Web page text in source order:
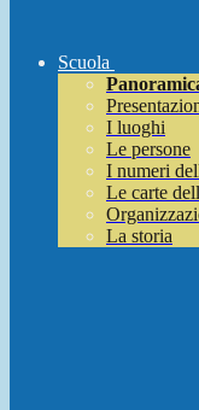
Scuola
I luoghi
Le persone
I numeri
Le carte
La storia